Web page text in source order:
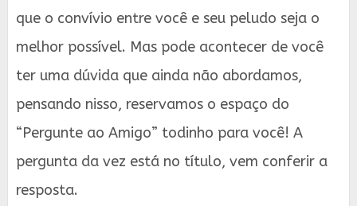
que o convívio entre você e seu peludo seja o
melhor possível. Mas pode acontecer de você
ter uma dúvida que ainda não abordamos,
pensando nisso, reservamos o espaço do
“Pergunte ao Amigo” todinho para você! A
pergunta da vez está no título, vem conferir a
resposta.